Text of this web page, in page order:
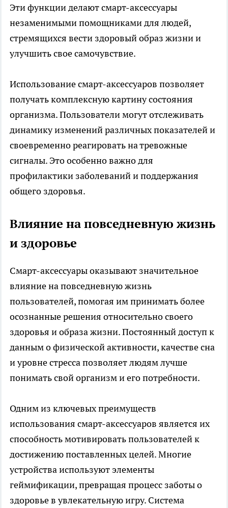
Эти функции делают смарт-аксессуары
незаменимыми помощниками для людей,
стремящихся вести здоровый образ жизни и
улучшить свое самочувствие.
Использование смарт-аксессуаров позволяет
получать комплексную картину состояния
организма. Пользователи могут отслеживать
динамику изменений различных показателей и
своевременно реагировать на тревожные
сигналы. Это особенно важно для
профилактики заболеваний и поддержания
общего здоровья.
Влияние на повседневную жизнь
и здоровье
Смарт-аксессуары оказывают значительное
влияние на повседневную жизнь
пользователей, помогая им принимать более
осознанные решения относительно своего
здоровья и образа жизни. Постоянный доступ к
данным о физической активности, качестве сна
и уровне стресса позволяет людям лучше
понимать свой организм и его потребности.
Одним из ключевых преимуществ
использования смарт-аксессуаров является их
способность мотивировать пользователей к
достижению поставленных целей. Многие
устройства используют элементы
геймификации, превращая процесс заботы о
здоровье в увлекательную игру. Система